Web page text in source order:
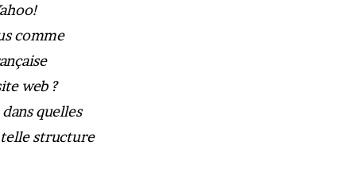
comme
web ?
quelles
telle structure